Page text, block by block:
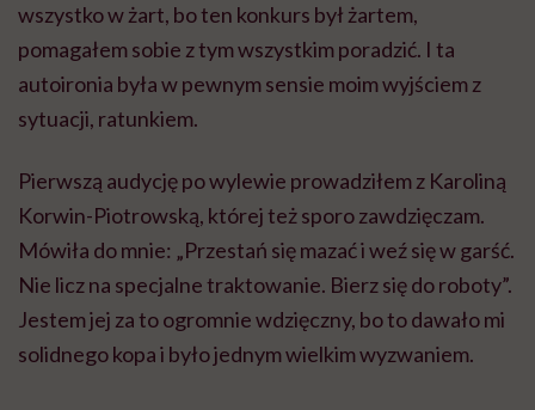
wszystko w żart, bo ten konkurs był żartem,
pomagałem sobie z tym wszystkim poradzić. I ta
autoironia była w pewnym sensie moim wyjściem z
sytuacji, ratunkiem.
Pierwszą audycję po wylewie prowadziłem z Karoliną
Korwin-Piotrowską, której też sporo zawdzięczam.
Mówiła do mnie: „Przestań się mazać i weź się w garść.
Nie licz na specjalne traktowanie. Bierz się do roboty”.
Jestem jej za to ogromnie wdzięczny, bo to dawało mi
solidnego kopa i było jednym wielkim wyzwaniem.